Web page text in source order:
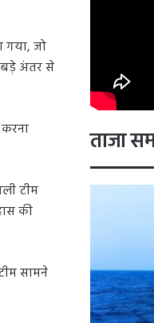
गया, जो
बड़े अंतर से
टीम
की
सामने
ताजा